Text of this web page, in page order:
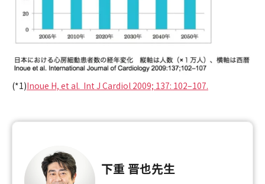
(*1)Inoue H, et al. Int J Cardiol 2009; 137: 102–107.
下重 晋也先生